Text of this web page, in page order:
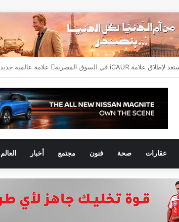
عقارات صحة فنون مجتمع أخبار العالم